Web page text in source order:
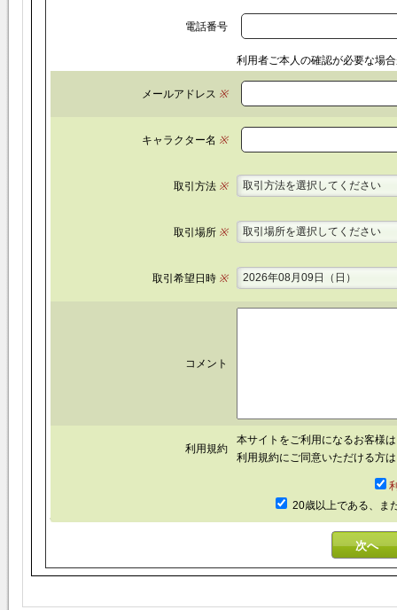
電話番号
利用者ご本人の確認が必要な場
メールアドレス ※
キャラクター名 ※
取引方法※ 取引方法を選択してください
取引場所※ 取引場所を選択してください
取引希望日時※ 2026年08月09日（日）
コメント
利用規約
本サイトをご利用になるお客様
利用規約にご同意いただける方
20歳以上である、ま